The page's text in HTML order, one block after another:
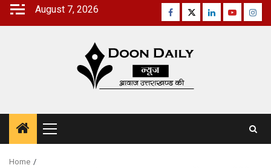
Skip
August 7, 2026 Facebook
TwitterLinkedinYoutube
Primary
Menu
Home